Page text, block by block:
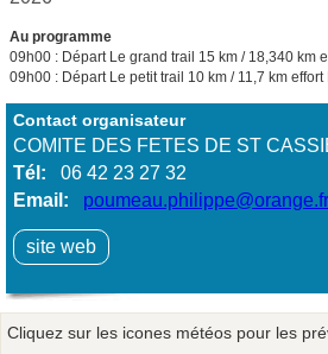
Au programme
09h00 : Départ Le grand trail 15 km / 18,340 km
09h00 : Départ Le petit trail 10 km / 11,7 km effort
Contact organisateur
COMITE DES FETES DE ST
Tél: 06 42 23 27 32
Email:
poumeau.philippe@orange.fr
site web
Cliquez sur les icones météos pour les